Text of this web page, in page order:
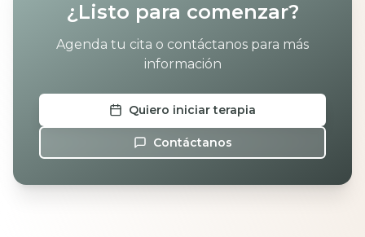
¿Listo para comenzar?
Agenda tu cita o contáctanos para más
información
Quiero iniciar terapia
Contáctanos